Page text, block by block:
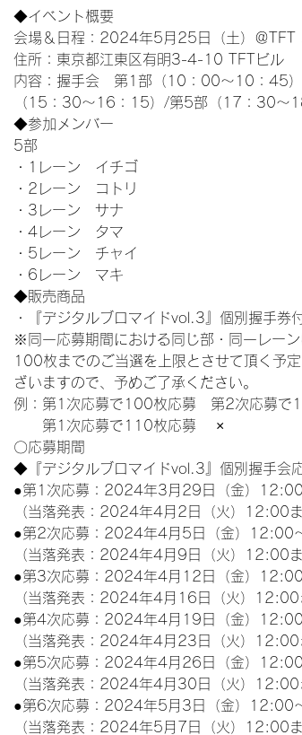
◆イベント概要
会場＆日程：2024年5月25日（土）＠
住所：東京都江東区有明3-4-10 TFTビル
内容：握手会　第1部（10：00～10：
（15：30～16：15）/第5部（17：30～
◆参加メンバー
5部
・1レーン　イチゴ
・2レーン　コトリ
・3レーン　サナ
・4レーン　タマ
・5レーン　チャイ
・6レーン　マキ
◆販売商品
・『デジタルブロマイドvol.3』個別握手
※同一応募期間における同じ部・同一レー
100枚までのご当選を上限とさせて頂く予
ざいますので、予めご了承ください。
例：第1次応募で100枚応募　第2次応募
第1次応募で110枚応募　 ×
〇応募期間
◆『デジタルブロマイドvol.3』個別握手会
●第1次応募：2024年3月29日（金）
（当落発表：2024年4月2日（火）12:00ま
●第2次応募：2024年4月5日（金）
（当落発表：2024年4月9日（火）12:00ま
●第3次応募：2024年4月12日（金）
（当落発表：2024年4月16日（火）12:00
●第4次応募：2024年4月19日（金）
（当落発表：2024年4月23日（火）12:00
●第5次応募：2024年4月26日（金）
（当落発表：2024年4月30日（火）12:00
●第6次応募：2024年5月3日（金）
（当落発表：2024年5月7日（火）12:00ま